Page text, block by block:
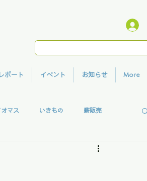
ポート イベント お知らせ More
マス いきもの 薪販売
香りプロジェクト